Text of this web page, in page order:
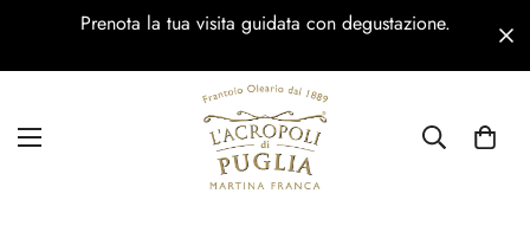
Prenota la tua visita guidata con degustazione.